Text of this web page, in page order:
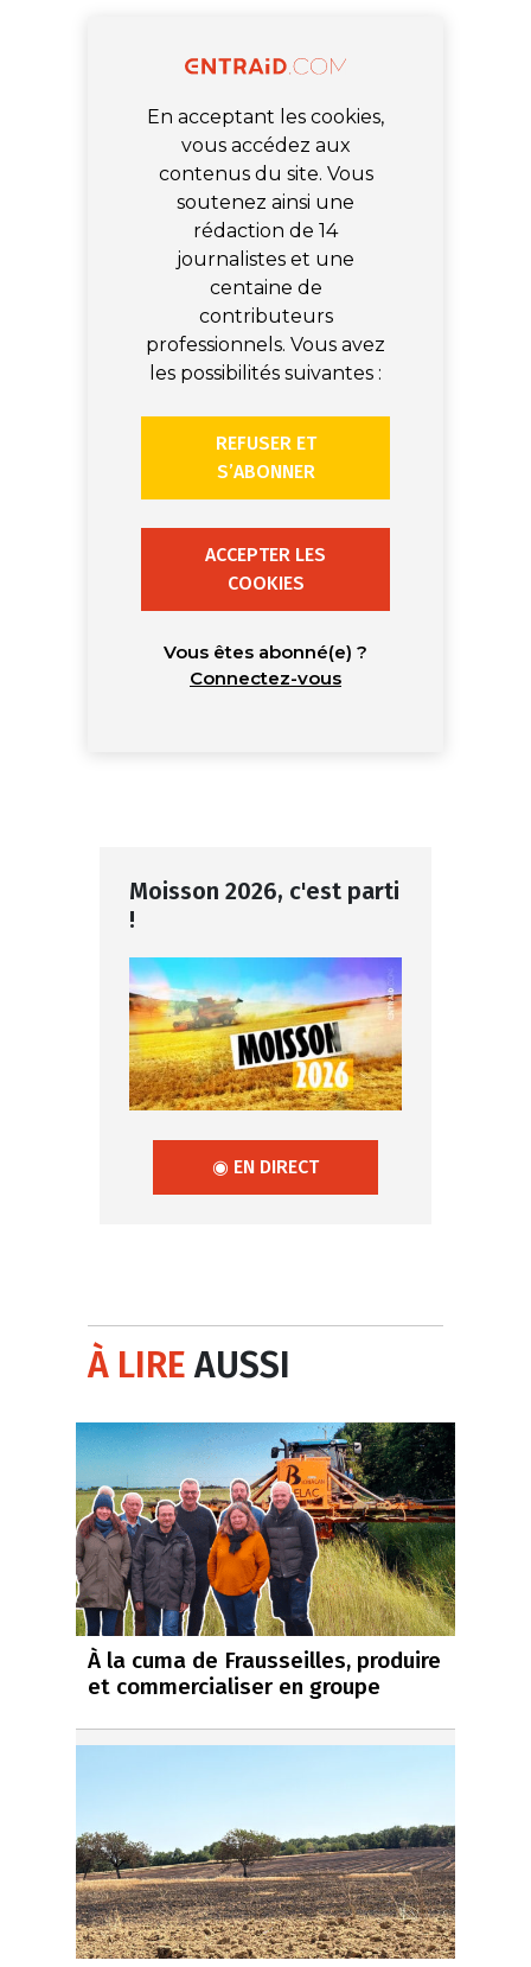
En acceptant les cookies,
vous accédez aux
contenus du site. Vous
soutenez ainsi une
rédaction de 14
journalistes et une
centaine de
contributeurs
professionnels. Vous avez
les possibilités suivantes :
REFUSER ET
S’ABONNER
ACCEPTER LES
COOKIES
Vous êtes abonné(e) ?
Connectez-vous
Moisson 2026, c'est parti
!
◉ EN DIRECT
À LIREAUSSI
À la cuma de Frausseilles, produire
et commercialiser en groupe